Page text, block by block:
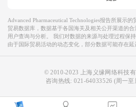
Advanced Pharmaceutical Technologies报告所展示
贸易数据库，数据基于各国海关及相关公开渠道的
用户查询与分析。 我们对数据的来源与处理过程保
由于国际贸易活动的动态变化，部分数据可能存在延
© 2010-2023 上海义缘网络科技
咨询热线:021-64033526 (周一至